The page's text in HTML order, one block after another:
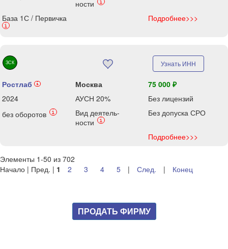
ности
i
База 1С / Первичка
i
Подробнее>>>
ЗСК Узнать ИНН
Ростлаб i Москва
75 000 ₽
2024
АУСН 20%
Без лицензий
без оборотов
i
Вид деятель-
ности
i
Без допуска СРО
Подробнее>>>
Элементы 1-50 из 702
Начало | Пред. | 1 2 3 4 5 | След. | Конец
ПРОДАТЬ ФИРМУ